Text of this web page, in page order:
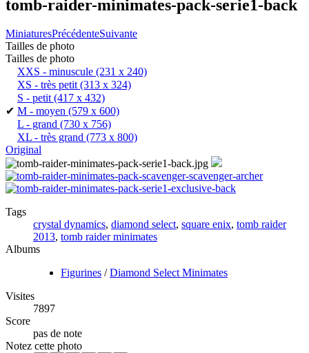
tomb-raider-minimates-pack-serie1-back
MiniaturesPrécédenteSuivante
Tailles de photo
Tailles de photo
XXS - minuscule (231 x 240)
XS - très petit(313 x 324)
S - petit(417 x 432)
✔ M - moyen (579 x 600)
L - grand (730 x 756)
XL - très grand (773 x 800)
Original
Tags
crystal dynamics, diamond select, square enix, tomb raider
2013, tomb raider minimates
Albums
Figurines /Diamond Select Minimates
Visites
7897
Score
pas de note
Notez cette photo